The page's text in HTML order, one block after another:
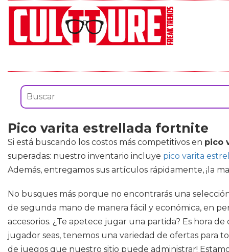
Pico varita estrellada fortnite
Si está buscando los costos más competitivos en pico
superadas: nuestro inventario incluye pico varita
Además, entregamos sus artículos rápidamente, ¡la
No busques más porque no encontrarás una
de segunda mano de manera fácil y económica, en
accesorios. ¿Te apetece jugar una partida? Es hora
jugador seas, tenemos una variedad de ofertas para
de juegos que nuestro sitio puede administrar!